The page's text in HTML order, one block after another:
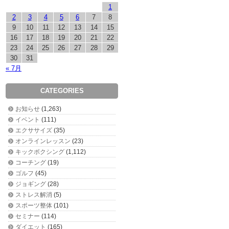
« 7月
1
2
3 4 5 6 7
8
9
10 11 12 13 14
15
16
17 18 19 20 21
22
23
24 25 26 27 28
29
30
31
CATEGORIES
お知らせ (1,263)
イベント (111)
エクササイズ (35)
オンラインレッスン (23)
キックボクシング (1,112)
コーチング (19)
ゴルフ (45)
ジョギング (28)
ストレス解消 (5)
スポーツ整体 (101)
セミナー (114)
ダイエット (165)